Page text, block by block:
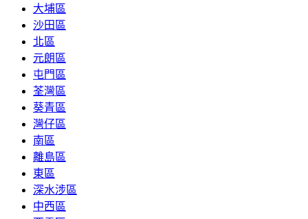
大埔區
沙田區
北區
元朗區
屯門區
荃灣區
葵青區
灣仔區
南區
離島區
東區
深水涉區
中西區